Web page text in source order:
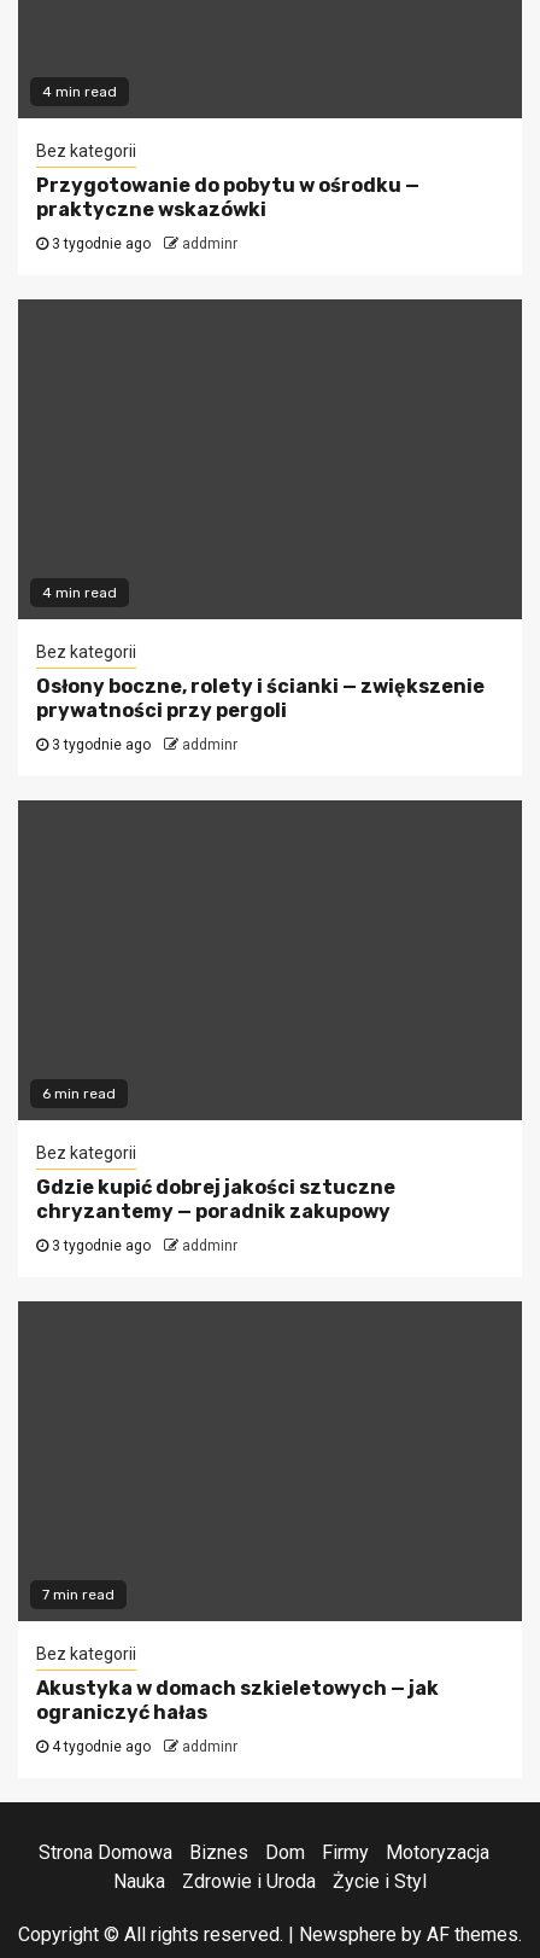
4 min read
Bez kategorii
Przygotowanie do pobytu w ośrodku —
praktyczne wskazówki
3 tygodnie ago addminr
4 min read
Bez kategorii
Osłony boczne, rolety i ścianki — zwiększenie
prywatności przy pergoli
3 tygodnie ago addminr
6 min read
Bez kategorii
Gdzie kupić dobrej jakości sztuczne
chryzantemy — poradnik zakupowy
3 tygodnie ago addminr
7 min read
Bez kategorii
Akustyka w domach szkieletowych — jak
ograniczyć hałas
4 tygodnie ago addminr
Strona Domowa Biznes Dom Firmy
Motoryzacja
Nauka
Zdrowie i Uroda Życie i Styl
Copyright © All rights reserved. | Newsphere by AF themes.